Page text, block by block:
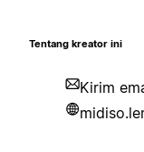
Tentang kreator ini
Kirim